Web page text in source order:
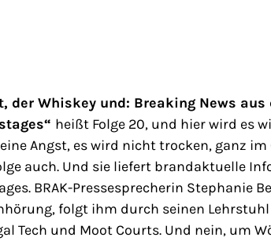
der Whiskey und: Breaking News aus
heißt Folge 20, und hier wird es
Angst, es wird nicht trocken, ganz
auch. Und sie liefert brandaktuelle
BRAK-Pressesprecherin Stephanie
folgt ihm durch seinen
Tech und Moot Courts. Und nein, um